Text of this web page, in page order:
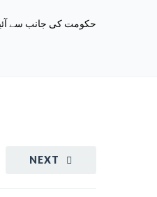
حکومت کی جانب سے
NEXT